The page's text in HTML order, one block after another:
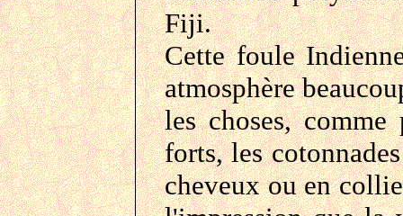
Fiji.
Cette foule
atmosphère
les choses,
forts, les
cheveux ou en